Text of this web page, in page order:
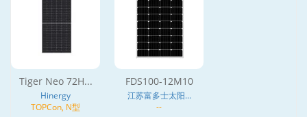
Tiger Neo 72H...
Hinergy
TOPCon, N型
FDS100-12M10
江苏富多士太阳...
--